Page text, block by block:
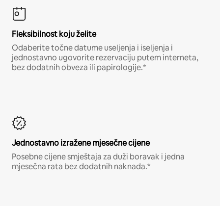
Fleksibilnost koju želite
Odaberite točne datume useljenja i iseljenja i
jednostavno ugovorite rezervaciju putem interneta,
bez dodatnih obveza ili papirologije.*
Jednostavno izražene mjesečne cijene
Posebne cijene smještaja za duži boravak i jedna
mjesečna rata bez dodatnih naknada.*